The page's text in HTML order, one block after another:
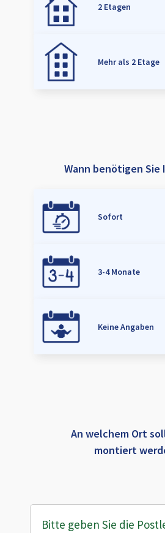
2 Etagen
Mehr als 2 Etage
Wann benötigen Sie
Sofort
3-4 Monate
Keine Angaben
An welchem Ort
montiert
Bitte geben Sie die